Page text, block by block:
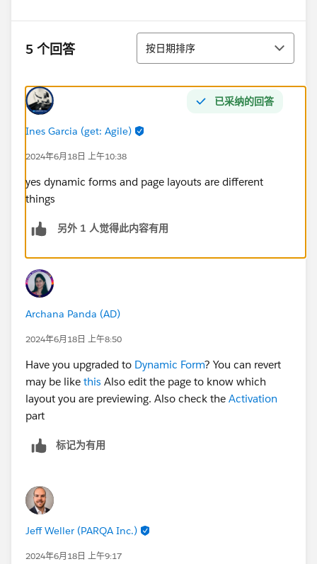
5 个回答 排序
按日期排序
已采纳的回答
Ines Garcia (get: Agile)
2024年6月18日 上午10:38
yes dynamic forms and page layouts are different
things
另外 1 人觉得此内容有用
Archana Panda (AD)
2024年6月18日 上午8:50
Have you upgraded to Dynamic Form? You can revert
may be like this Also edit the page to know which
layout you are previewing. Also check the Activation
part
标记为有用
Jeff Weller (PARQA Inc.)
2024年6月18日 上午9:17